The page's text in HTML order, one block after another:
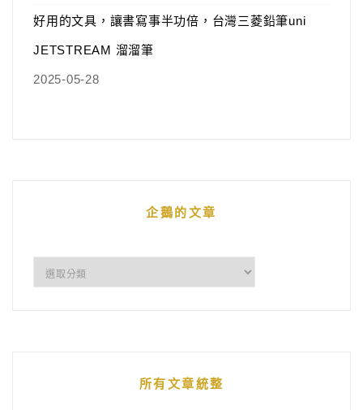
好用的文具，讓書寫事半功倍，台灣三菱鉛筆uni
JETSTREAM 溜溜筆
2025-05-28
企鵝的文章
所有文章統整